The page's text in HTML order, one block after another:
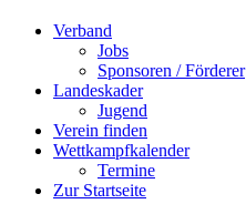
Verband
Jobs
Sponsoren / Förderer
Landeskader
Jugend
Verein finden
Wettkampfkalender
Termine
Zur Startseite